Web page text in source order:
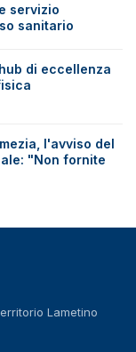
servizio
sanitario
di eccellenza
l'avviso del
"Non fornite
Lametino